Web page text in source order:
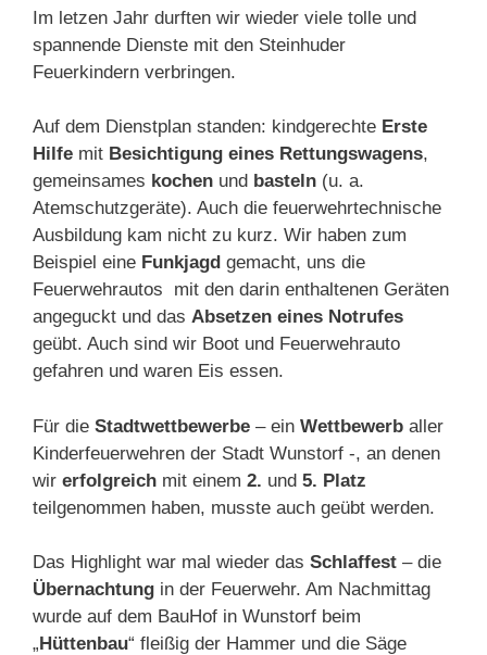
Im letzen Jahr durften wir wieder viele tolle und
spannende Dienste mit den Steinhuder
Feuerkindern verbringen.
Auf dem Dienstplan standen: kindgerechte Erste
Hilfe mit Besichtigung eines Rettungswagens,
gemeinsames kochen und basteln (u. a.
Atemschutzgeräte). Auch die feuerwehrtechnische
Ausbildung kam nicht zu kurz. Wir haben zum
Beispiel eine Funkjagd gemacht, uns die
Feuerwehrautos mit den darin enthaltenen Geräten
angeguckt und das Absetzen eines Notrufes
geübt. Auch sind wir Boot und Feuerwehrauto
gefahren und waren Eis essen.
Für die Stadtwettbewerbe – ein Wettbewerb aller
Kinderfeuerwehren der Stadt Wunstorf -, an denen
wir erfolgreich mit einem 2. und 5. Platz
teilgenommen haben, musste auch geübt werden.
Das Highlight war mal wieder das Schlaffest – die
Übernachtung in der Feuerwehr. Am Nachmittag
wurde auf dem BauHof in Wunstorf beim
„Hüttenbau“ fleißig der Hammer und die Säge